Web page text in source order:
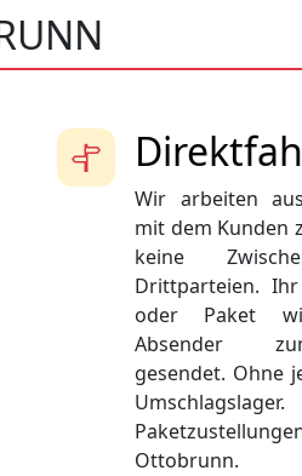
Wir arbeiten
mit dem Kunden
keine
Drittparteien.
oder Paket
Absender
gesendet. Ohne
Ottobrunn.